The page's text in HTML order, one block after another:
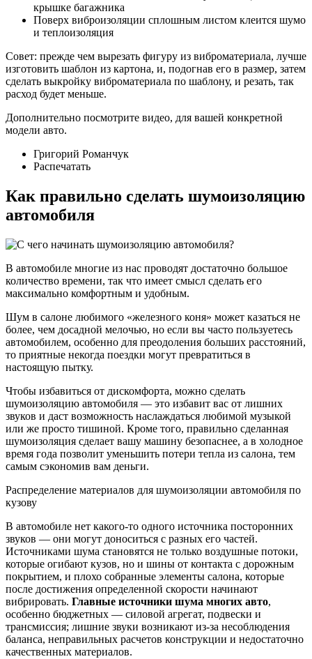
крышке багажника
Поверх виброизоляции сплошным листом клеится шумо
и теплоизоляция
Совет: прежде чем вырезать фигуру из виброматериала, лучше
изготовить шаблон из картона, и, подогнав его в размер, затем
сделать выкройку виброматериала по шаблону, и резать, так
расход будет меньше.
Дополнительно посмотрите видео, для вашей конкретной
модели авто.
Григорий Романчук
Распечатать
Как правильно сделать шумоизоляцию
автомобиля
В автомобиле многие из нас проводят достаточно большое
количество времени, так что имеет смысл сделать его
максимально комфортным и удобным.
Шум в салоне любимого «железного коня» может казаться не
более, чем досадной мелочью, но если вы часто пользуетесь
автомобилем, особенно для преодоления больших расстояний,
то приятные некогда поездки могут превратиться в
настоящую пытку.
Чтобы избавиться от дискомфорта, можно сделать
шумоизоляцию автомобиля — это избавит вас от лишних
звуков и даст возможность наслаждаться любимой музыкой
или же просто тишиной. Кроме того, правильно сделанная
шумоизоляция сделает вашу машину безопаснее, а в холодное
время года позволит уменьшить потери тепла из салона, тем
самым сэкономив вам деньги.
Распределение материалов для шумоизоляции автомобиля по
кузову
В автомобиле нет какого-то одного источника посторонних
звуков — они могут доноситься с разных его частей.
Источниками шума становятся не только воздушные потоки,
которые огибают кузов, но и шины от контакта с дорожным
покрытием, и плохо собранные элементы салона, которые
после достижения определенной скорости начинают
вибрировать. Главные источники шума многих авто,
особенно бюджетных — силовой агрегат, подвески и
трансмиссия; лишние звуки возникают из-за несоблюдения
баланса, неправильных расчетов конструкции и недостаточно
качественных материалов.